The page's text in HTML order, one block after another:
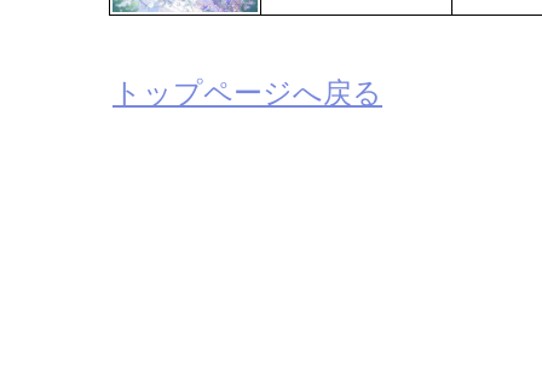
トップページへ戻る